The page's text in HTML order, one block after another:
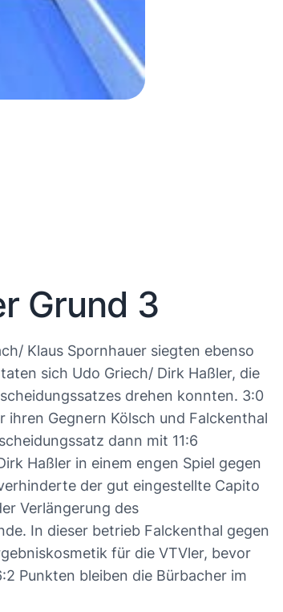
Grund 3
Klaus Spornhauer siegten ebenso
sich Udo Griech/ Dirk Haßler, die
drehen konnten. 3:0
Gegnern Kölsch und Falckenthal
dann mit 11:6
Haßler in einem engen Spiel gegen
der gut eingestellte Capito
Verlängerung des
In dieser betrieb Falckenthal gegen
für die VTVler, bevor
Punkten bleiben die Bürbacher im